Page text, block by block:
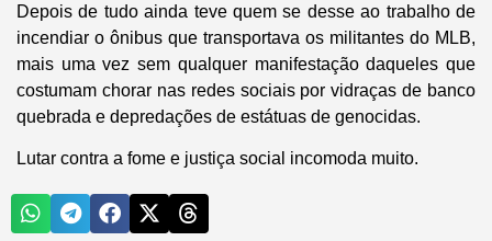
Depois de tudo ainda teve quem se desse ao trabalho de
incendiar o ônibus que transportava os militantes do MLB,
mais uma vez sem qualquer manifestação daqueles que
costumam chorar nas redes sociais por vidraças de banco
quebrada e depredações de estátuas de genocidas.
Lutar contra a fome e justiça social incomoda muito.